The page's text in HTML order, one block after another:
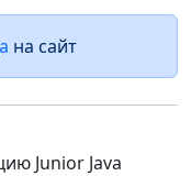
на сайт
Junior Java